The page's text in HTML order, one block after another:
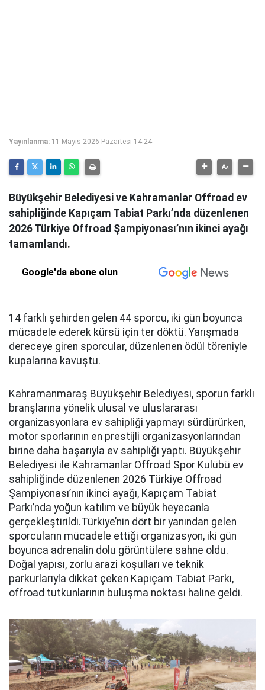
Yayınlanma: 11 Mayıs 2026 Pazartesi 14:24
Büyükşehir Belediyesi ve Kahramanlar Offroad ev
sahipliğinde Kapıçam Tabiat Parkı’nda düzenlenen
2026 Türkiye Offroad Şampiyonası’nın ikinci ayağı
tamamlandı.
Google'da abone olun
14 farklı şehirden gelen 44 sporcu, iki gün boyunca
mücadele ederek kürsü için ter döktü. Yarışmada
dereceye giren sporcular, düzenlenen ödül töreniyle
kupalarına kavuştu.
Kahramanmaraş Büyükşehir Belediyesi, sporun farklı
branşlarına yönelik ulusal ve uluslararası
organizasyonlara ev sahipliği yapmayı sürdürürken,
motor sporlarının en prestijli organizasyonlarından
birine daha başarıyla ev sahipliği yaptı. Büyükşehir
Belediyesi ile Kahramanlar Offroad Spor Kulübü ev
sahipliğinde düzenlenen 2026 Türkiye Offroad
Şampiyonası’nın ikinci ayağı, Kapıçam Tabiat
Parkı’nda yoğun katılım ve büyük heyecanla
gerçekleştirildi.Türkiye’nin dört bir yanından gelen
sporcuların mücadele ettiği organizasyon, iki gün
boyunca adrenalin dolu görüntülere sahne oldu.
Doğal yapısı, zorlu arazi koşulları ve teknik
parkurlarıyla dikkat çeken Kapıçam Tabiat Parkı,
offroad tutkunlarının buluşma noktası haline geldi.